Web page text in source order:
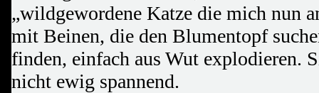
„wildgewordene Katze die mich nun
mit Beinen, die den Blumentopf
finden, einfach aus Wut explodieren.
nicht ewig spannend.